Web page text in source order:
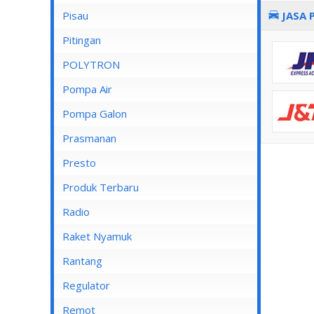
Lampu Spotlight
Pisau
Pitingan
POLYTRON
Pompa Air
Pompa Air Panasonic
Pompa Air Shimizu
Pompa Galon
Prasmanan
Presto
Produk Terbaru
Radio
Raket Nyamuk
Rantang
Regulator
Remot
JASA